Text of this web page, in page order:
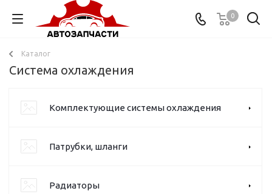
0
Каталог
Система охлаждения
Комплектующие системы охлаждения
Патрубки, шланги
Радиаторы